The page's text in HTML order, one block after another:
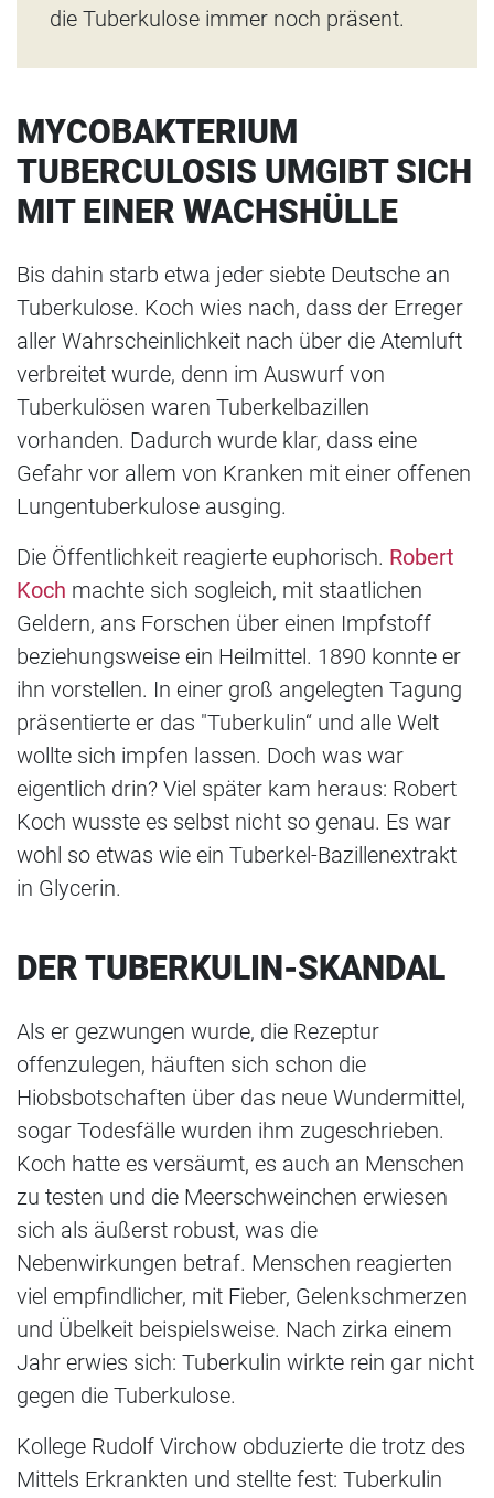
die Tuberkulose immer noch präsent.
MYCOBAKTERIUM
TUBERCULOSIS UMGIBT SICH
MIT EINER WACHSHÜLLE
Bis dahin starb etwa jeder siebte Deutsche an
Tuberkulose. Koch wies nach, dass der Erreger
aller Wahrscheinlichkeit nach über die Atemluft
verbreitet wurde, denn im Auswurf von
Tuberkulösen waren Tuberkelbazillen
vorhanden. Dadurch wurde klar, dass eine
Gefahr vor allem von Kranken mit einer offenen
Lungentuberkulose ausging.
Die Öffentlichkeit reagierte euphorisch. Robert
Koch machte sich sogleich, mit staatlichen
Geldern, ans Forschen über einen Impfstoff
beziehungsweise ein Heilmittel. 1890 konnte er
ihn vorstellen. In einer groß angelegten Tagung
präsentierte er das "Tuberkulin“ und alle Welt
wollte sich impfen lassen. Doch was war
eigentlich drin? Viel später kam heraus: Robert
Koch wusste es selbst nicht so genau. Es war
wohl so etwas wie ein Tuberkel-Bazillenextrakt
in Glycerin.
DER TUBERKULIN-SKANDAL
Als er gezwungen wurde, die Rezeptur
offenzulegen, häuften sich schon die
Hiobsbotschaften über das neue Wundermittel,
sogar Todesfälle wurden ihm zugeschrieben.
Koch hatte es versäumt, es auch an Menschen
zu testen und die Meerschweinchen erwiesen
sich als äußerst robust, was die
Nebenwirkungen betraf. Menschen reagierten
viel empfindlicher, mit Fieber, Gelenkschmerzen
und Übelkeit beispielsweise. Nach zirka einem
Jahr erwies sich: Tuberkulin wirkte rein gar nicht
gegen die Tuberkulose.
Kollege Rudolf Virchow obduzierte die trotz des
Mittels Erkrankten und stellte fest: Tuberkulin